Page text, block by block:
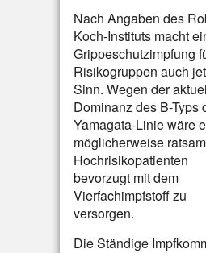
Nach Angaben des
Koch-Instituts macht
Grippeschutzimpfung
Risikogruppen auch
Sinn. Wegen der
Dominanz des B-Typs
Yamagata-Linie wäre
möglicherweise
Hochrisikopatienten
bevorzugt mit dem
Vierfachimpfstoff zu
versorgen.
Die Ständige